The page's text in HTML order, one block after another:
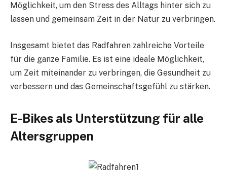
Möglichkeit, um den Stress des Alltags hinter sich zu
lassen und gemeinsam Zeit in der Natur zu verbringen.
Insgesamt bietet das Radfahren zahlreiche Vorteile
für die ganze Familie. Es ist eine ideale Möglichkeit,
um Zeit miteinander zu verbringen, die Gesundheit zu
verbessern und das Gemeinschaftsgefühl zu stärken.
E-Bikes als Unterstützung für alle
Altersgruppen